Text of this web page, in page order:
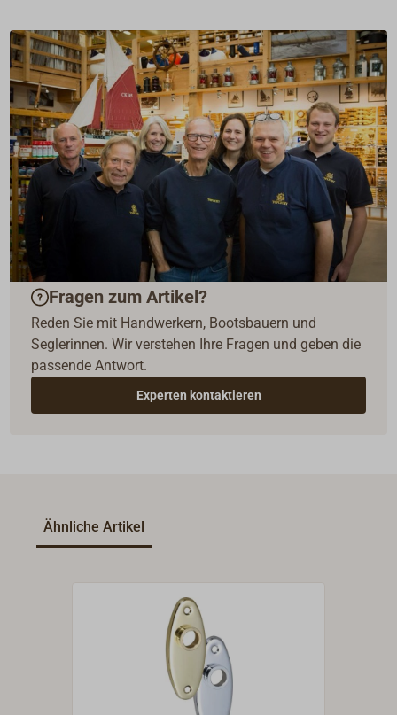
Fragen zum Artikel?
Reden Sie mit Handwerkern, Bootsbauern und
Seglerinnen. Wir verstehen Ihre Fragen und geben die
passende Antwort.
Experten kontaktieren
Ähnliche Artikel